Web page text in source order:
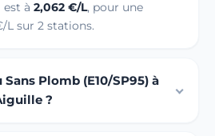
est à 2,062 €/L, pour une
L sur 2 stations.
Plomb (E10/SP95) à
?